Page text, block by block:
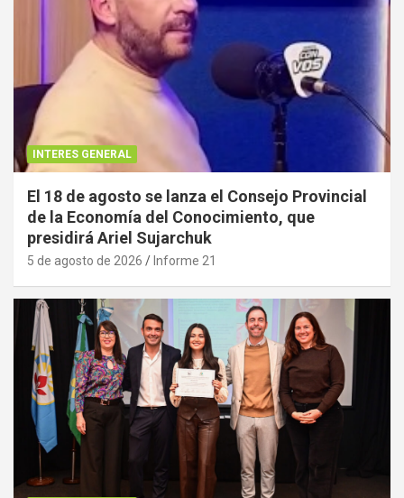
INTERES GENERAL
El 18 de agosto se lanza el Consejo Provincial
de la Economía del Conocimiento, que
presidirá Ariel Sujarchuk
5 de agosto de 2026 Informe 21